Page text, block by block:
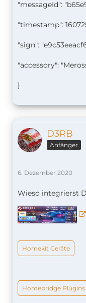
"messageId":
"timestamp":
"sign":
"accessory":
}
D3RB
Anfänger
6. Dezember 2020
Wieso integrierst
Homekit Geräte
Homebridge Plugins